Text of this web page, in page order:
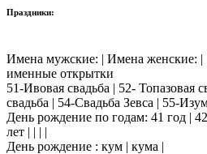
Праздники:
Имена мужские: | Имена женские: |
именные открытки
51-Ивовая свадьба | 52- Топазовая
свадьба | 54-Свадьба Зевса | 55-
День рождение по годам: 41 год |
лет | | | |
День рождение : кум | кума |